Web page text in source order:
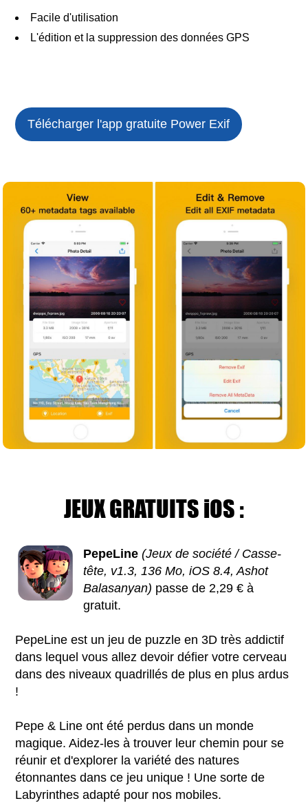
Facile d'utilisation
L'édition et la suppression des données GPS
Télécharger l'app gratuite Power Exif
JEUX GRATUITS iOS :
PepeLine (Jeux de société / Casse-
tête, v1.3, 136 Mo, iOS 8.4, Ashot
Balasanyan) passe de 2,29 € à
gratuit.
PepeLine est un jeu de puzzle en 3D très addictif
dans lequel vous allez devoir défier votre cerveau
dans des niveaux quadrillés de plus en plus ardus
!
Pepe & Line ont été perdus dans un monde
magique. Aidez-les à trouver leur chemin pour se
réunir et d'explorer la variété des natures
étonnantes dans ce jeu unique ! Une sorte de
Labyrinthes adapté pour nos mobiles.